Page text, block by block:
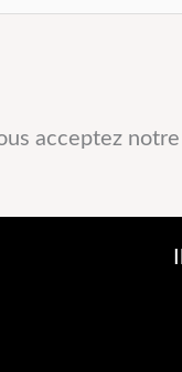
acceptez notre